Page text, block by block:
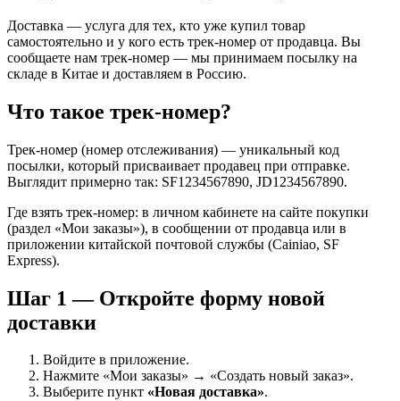
Доставка — услуга для тех, кто уже купил товар
самостоятельно и у кого есть трек-номер от продавца. Вы
сообщаете нам трек-номер — мы принимаем посылку на
складе в Китае и доставляем в Россию.
Что такое трек-номер?
Трек-номер (номер отслеживания) — уникальный код
посылки, который присваивает продавец при отправке.
Выглядит примерно так: SF1234567890, JD1234567890.
Где взять трек-номер: в личном кабинете на сайте покупки
(раздел «Мои заказы»), в сообщении от продавца или в
приложении китайской почтовой службы (Cainiao, SF
Express).
Шаг 1 — Откройте форму новой
доставки
Войдите в приложение.
Нажмите «Мои заказы» → «Создать новый заказ».
Выберите пункт «Новая доставка».